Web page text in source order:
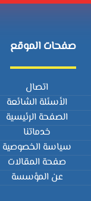
صفحات الموقع
اتصال
الأسئلة الشائعة
الصفحة الرئيسية
خدماتنا
سياسة الخصوصية
صفحة المقالات
عن المؤسسة